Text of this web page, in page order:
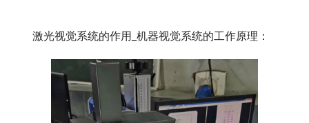
激光视觉系统的作用_机器视觉系统的工作原理：